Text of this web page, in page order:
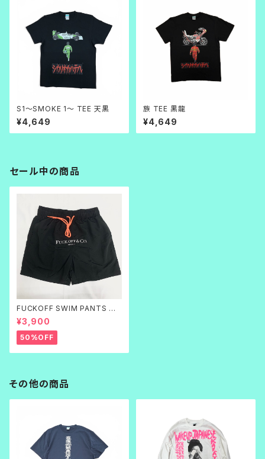
S1～SMOKE 1～ TEE 天黒
¥4,649
族 TEE 黒龍
¥4,649
セール中の商品
FUCKOFF SWIM PANTS 黒
刺繍
¥3,900
50%OFF
その他の商品